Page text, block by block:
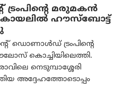
മരുമകൻ
കായലിൽ ഹൗസ്ബോട്ട്
ഡൊണാൾഡ് ട്രംപിന്റെ
കൊച്ചിയിലെത്തി.
നെടുമ്പാശ്ശേരി
അദ്ദേഹത്തോടൊപ്പം